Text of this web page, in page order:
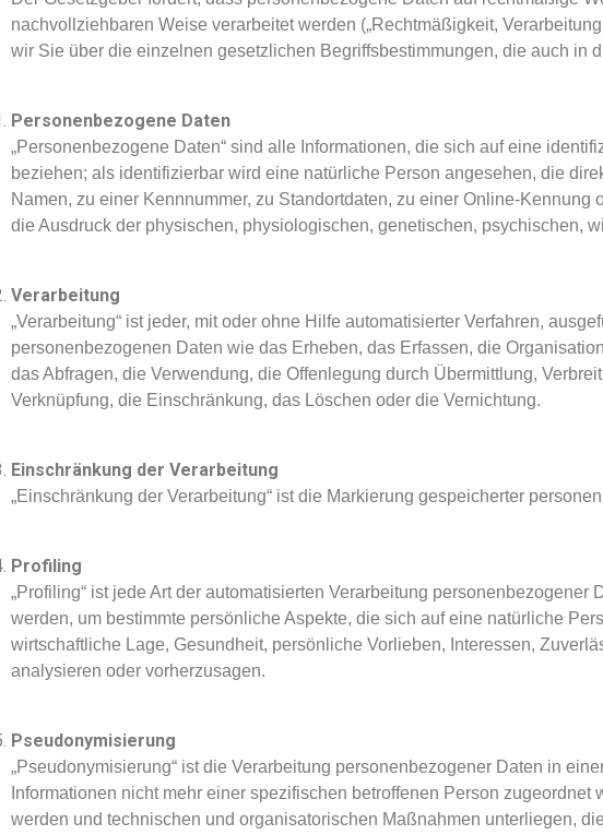
nachvollziehbaren Weise verarbeitet werden („Rechtmäßigkeit,
wir Sie über die einzelnen gesetzlichen Begriffsbestimmungen, die auch in
Personenbezogene Daten
„Personenbezogene Daten“ sind alle Informationen, die sich auf eine
beziehen; als identifizierbar wird eine natürliche Person angesehen, die
Namen, zu einer Kennnummer, zu Standortdaten, zu einer Online-
die Ausdruck der physischen, physiologischen, genetischen, psychischen,
Verarbeitung
„Verarbeitung“ ist jeder, mit oder ohne Hilfe automatisierter Verfahren,
personenbezogenen Daten wie das Erheben, das Erfassen, die
das Abfragen, die Verwendung, die Offenlegung durch Übermittlung,
Verknüpfung, die Einschränkung, das Löschen oder die Vernichtung.
Einschränkung der Verarbeitung
„Einschränkung der Verarbeitung“ ist die Markierung gespeicherter
Profiling
„Profiling“ ist jede Art der automatisierten Verarbeitung
werden, um bestimmte persönliche Aspekte, die sich auf eine natürliche
wirtschaftliche Lage, Gesundheit, persönliche Vorlieben, Interessen,
analysieren oder vorherzusagen.
Pseudonymisierung
„Pseudonymisierung“ ist die Verarbeitung personenbezogener Daten in
Informationen nicht mehr einer spezifischen betroffenen Person
werden und technischen und organisatorischen Maßnahmen unterliegen,